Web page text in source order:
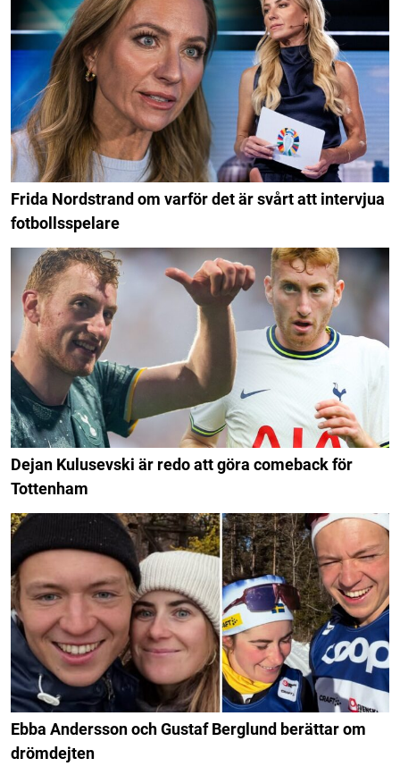
Frida Nordstrand om varför det är svårt att intervjua
fotbollsspelare
Dejan Kulusevski är redo att göra comeback för
Tottenham
Ebba Andersson och Gustaf Berglund berättar om
drömdejten